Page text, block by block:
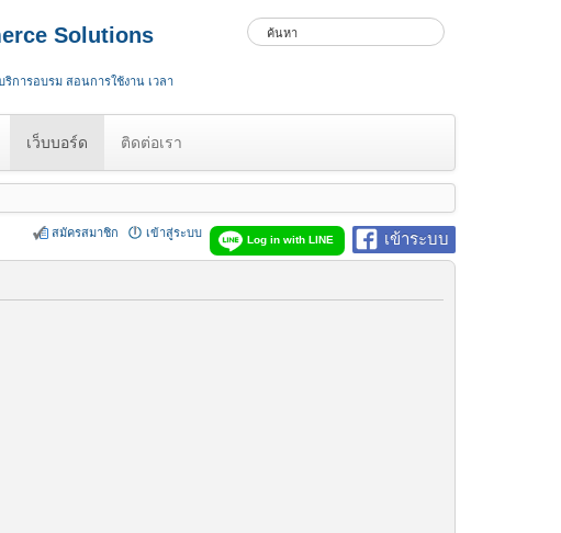
Solutions
ริการอบรม สอนการใช้งาน เวลา
เว็บบอร์ด ติดต่อเรา
เข้าระบบ
Log in with LINE
เข้าสู่ระบบ
สมัครสมาชิก